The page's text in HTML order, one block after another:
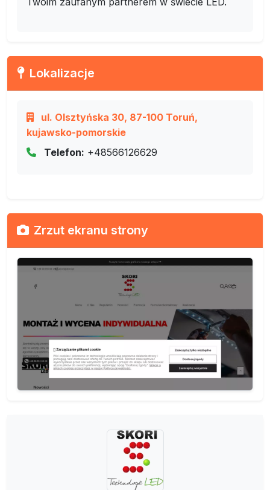
Lokalizacje
ul. Olsztyńska 30, 87-100 Toruń,
kujawsko-pomorskie
Telefon: +48566126629
Zrzut ekranu strony